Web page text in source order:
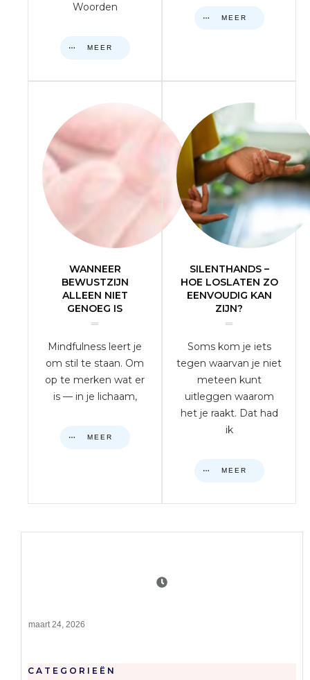
Woorden
MEER
MEER
WANNEER
BEWUSTZIJN
ALLEEN NIET
GENOEG IS
Mindfulness leert je
om stil te staan. Om
op te merken wat er
is — in je lichaam,
MEER
SILENTHANDS –
HOE LOSLATEN ZO
EENVOUDIG KAN
ZIJN?
Soms kom je iets
tegen waarvan je niet
meteen kunt
uitleggen waarom
het je raakt. Dat had
ik
MEER
maart 24, 2026
CATEGORIEËN